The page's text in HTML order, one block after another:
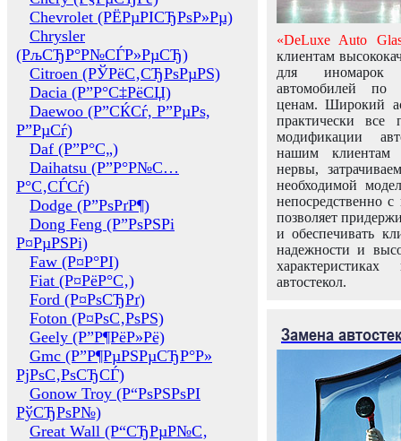
Chevrolet (РЁРµРІСЂРѕР»Рµ)
Chrysler
(РљСЂР°Р№СЃР»РµСЂ)
Citroen (РЎРёС‚СЂРѕРµРЅ)
Dacia (Р”Р°С‡РёСЏ)
Daewoo (Р”СЌСѓ, Р”РµРѕ,
Р”РµСѓ)
Daf (Р”Р°С„)
Daihatsu (Р”Р°Р№С…
Р°С‚СЃСѓ)
Dodge (Р”РѕРґР¶)
Dong Feng (Р”РѕРЅРі
Р¤РµРЅРі)
Faw (Р¤Р°РІ)
Fiat (Р¤РёР°С‚)
Ford (Р¤РѕСЂРґ)
Foton (Р¤РѕС‚РѕРЅ)
Geely (Р”Р¶РёР»Рё)
Gmc (Р”Р¶РµРЅРµСЂР°Р»
РјРѕС‚РѕСЂСЃ)
Gonow Troy (Р“РѕРЅРѕРІ
РўСЂРѕР№)
Great Wall (Р“СЂРµР№С‚
«DeLuxe Auto
клиентам
для иномарок
автомобилей
ценам. Широкий
практически все
модификации
нашим клиентам
нервы,
необходимой
непосредственно
позволяет
и обеспечивать
надежности и
автостекол.
Замена